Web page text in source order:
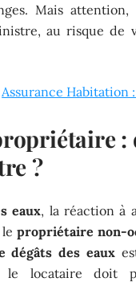
Mais
au risque de
Assurance Habitation
?
eaux, la réaction à
propriétaire non-
dégâts des eaux
le locataire doit